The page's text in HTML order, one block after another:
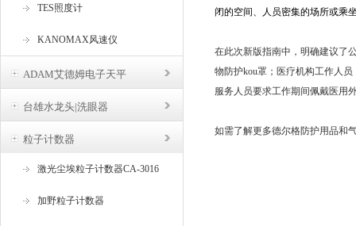
TES照度计
KANOMAX风速仪
ADAM艾德姆电子天平
台雄水龙头|洗眼器
粒子计数器
激光尘埃粒子计数器CA-3016
加野粒子计数器
闭的空间、人员密集的场所或乘
在此次新版指南中，明确建议了
物防护kou罩；医疗机构工作人
服务人员要求工作期间佩戴医用
如需了解更多德尔格防护用品和